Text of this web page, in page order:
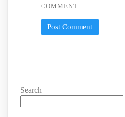
COMMENT.
Search